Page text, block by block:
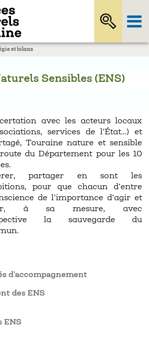
et bilans
Sensibles (ENS)
avec les acteurs locaux
services de l’État…) et
Touraine nature et sensible
du Département pour les 10
partager en sont les
pour que chacun d’entre
de l’importance d’agir et
à sa mesure, avec
la sauvegarde du
d'accompagnement
des ENS
ENS